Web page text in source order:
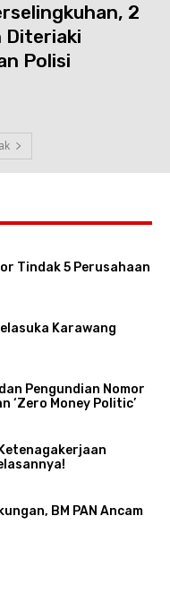
2
Diteriaki
Polisi
Tindak 5 Perusahaan
Karawang
Pengundian Nomor
‘Zero Money Politic’
BM PAN Ancam